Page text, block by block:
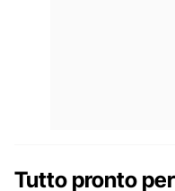
Tutto pronto